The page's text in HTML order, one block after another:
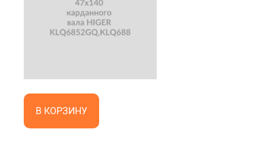
В КОРЗИНУ